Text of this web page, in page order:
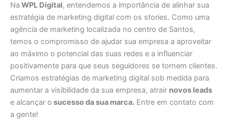
Na WPL Digital, entendemos a importância de alinhar sua
estratégia de marketing digital com os stories. Como uma
agência de marketing localizada no centro de Santos,
temos o compromisso de ajudar sua empresa a aproveitar
ao máximo o potencial das suas redes e a influenciar
positivamente para que seus seguidores se tornem clientes.
Criamos estratégias de marketing digital sob medida para
aumentar a visibilidade da sua empresa, atrair novos leads
e alcançar o sucesso da sua marca. Entre em contato com
a gente!